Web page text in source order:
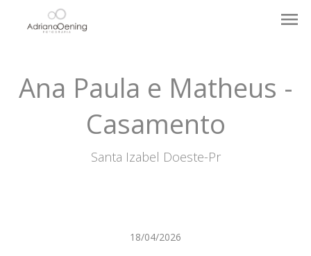
menu
Ana Paula e Matheus -
Casamento
Santa Izabel Doeste-Pr
18/04/2026